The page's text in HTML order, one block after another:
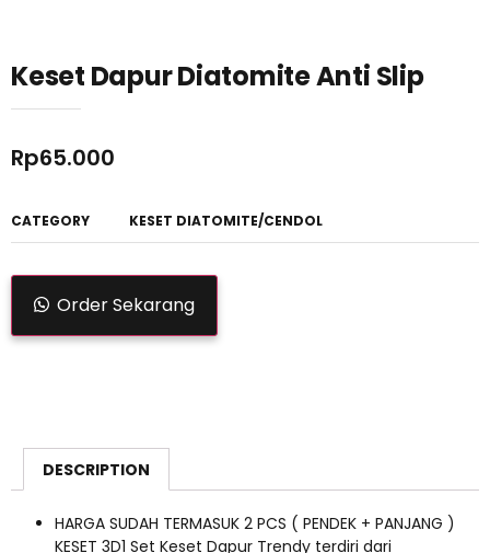
Keset Dapur Diatomite Anti Slip
Rp65.000
CATEGORY KESET DIATOMITE/CENDOL
Order Sekarang
DESCRIPTION
HARGA SUDAH TERMASUK 2 PCS ( PENDEK + PANJANG )
KESET 3D1 Set Keset Dapur Trendy terdiri dari